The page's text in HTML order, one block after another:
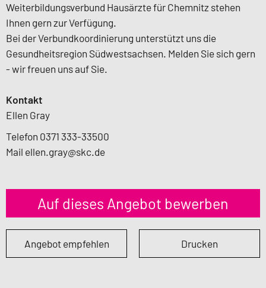
Weiterbildungsverbund Hausärzte für Chemnitz stehen
Ihnen gern zur Verfügung.
Bei der Verbundkoordinierung unterstützt uns die
Gesundheitsregion Südwestsachsen. Melden Sie sich gern
- wir freuen uns auf Sie.
Kontakt
Ellen Gray
Telefon 0371 333-33500
Mail ellen.gray@skc.de
Auf dieses Angebot bewerben
Angebot empfehlen Drucken